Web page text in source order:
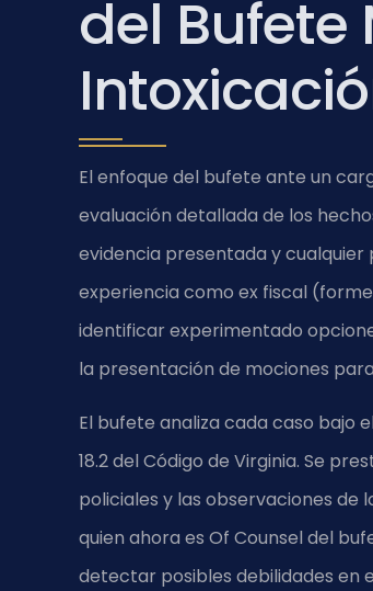
del Bufete
El enfoque del bufete ante un
evaluación detallada de los
evidencia presentada y cualquier
experiencia como ex fiscal
identificar experimentado
la presentación de mociones
El bufete analiza cada caso bajo
18.2 del Código de Virginia. Se
policiales y las observaciones de
quien ahora es Of Counsel del
detectar posibles debilidades en